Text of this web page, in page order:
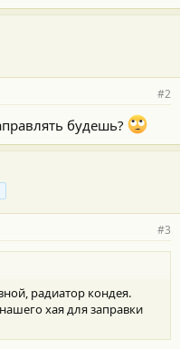
#2
будешь?
#3
радиатор кондея.
хая для заправки